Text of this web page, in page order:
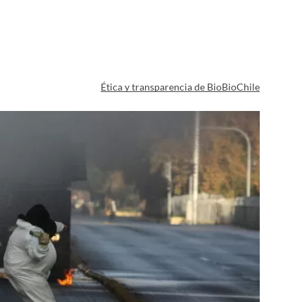
Ética y transparencia de BioBioChile